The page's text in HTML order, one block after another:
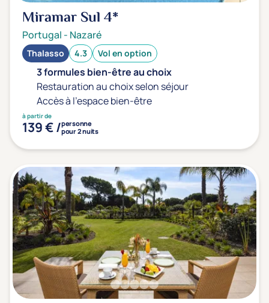
Miramar Sul4*
Portugal - Nazaré
Thalasso 4.3 Vol en option
3 formules bien-être au choix
Restauration au choix selon séjour
Accès à l'espace bien-être
à partir de
139 € /personne
pour 2 nuits